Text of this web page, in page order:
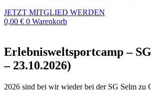
JETZT MITGLIED WERDEN
0,00 € 0 Warenkorb
Erlebnisweltsportcamp –
– 23.10.2026)
2026 sind bei wir wieder bei der SG Selm zu